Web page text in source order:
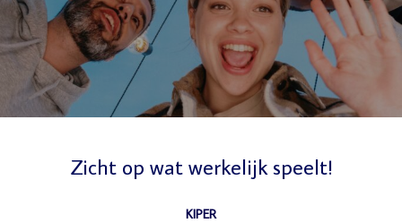
Zicht op wat werkelijk speelt!
KIPER